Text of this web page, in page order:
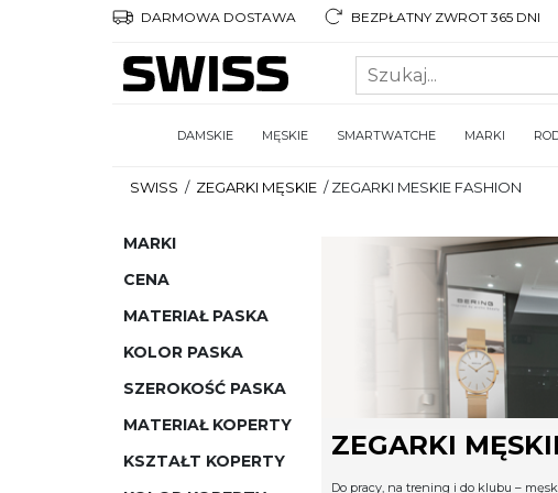
DARMOWA DOSTAWA BEZPŁATNY ZWROT 365 DNI
DAMSKIE MĘSKIE SMARTWATCHE MARKI
SWISS / ZEGARKI MĘSKIE /ZEGARKI MESKIE FASHION
MARKI
CENA
MATERIAŁ PASKA
KOLOR PASKA
SZEROKOŚĆ PASKA
MATERIAŁ KOPERTY
KSZTAŁT KOPERTY
ZEGARKI
Do pracy, na trening i do klubu –